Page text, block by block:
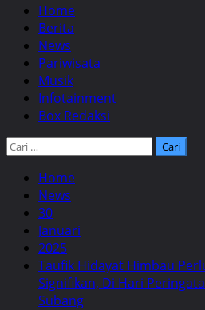
Primary
Menu
Home
Berita
News
Pariwisata
Musik
Infotainment
Box Redaksi
Cari
Home
News
30
Januari
2025
Taufik Hidayat Himbau
Signifikan, Di Hari
Subang